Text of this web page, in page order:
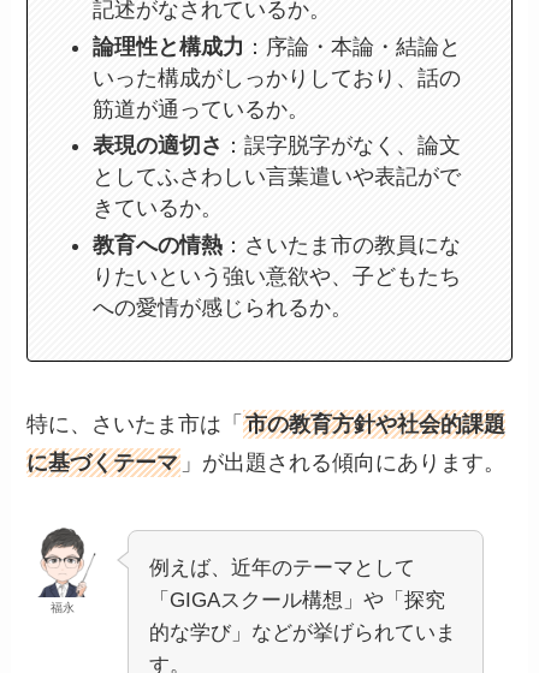
記述がなされているか。
論理性と構成力 ：序論・本論・結論と
いった構成がしっかりしており、話の
筋道が通っているか。
表現の適切さ ：誤字脱字がなく、論文
としてふさわしい言葉遣いや表記がで
きているか。
教育への情熱 ：さいたま市の教員にな
りたいという強い意欲や、子どもたち
への愛情が感じられるか。
特に、さいたま市は「市の教育方針や社会的課題
に基づくテーマ 」が出題される傾向にあります。
福永
例えば、近年のテーマとして
「GIGAスクール構想」や「探究
的な学び」などが挙げられていま
す。